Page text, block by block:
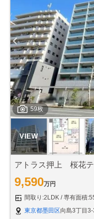
59枚
アトラス押上 桜花テ
9,590万円
間取り:2LDK
専有面積
東京都墨田区向島3丁目3-